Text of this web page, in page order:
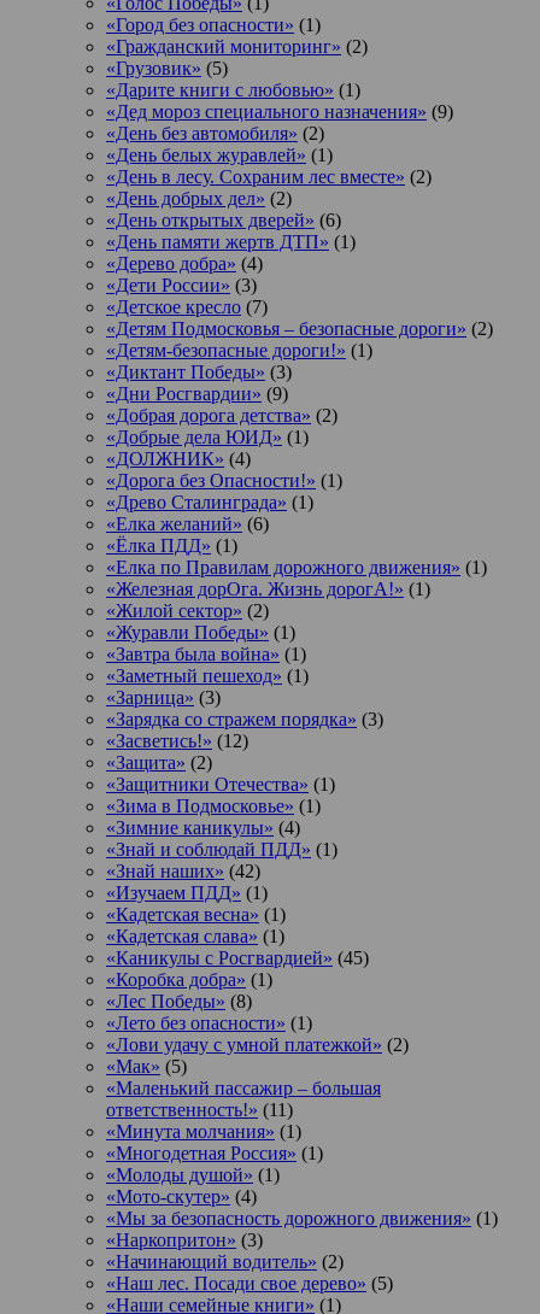
«Город без опасности» (1)
«Гражданский мониторинг» (2)
«Грузовик» (5)
«Дарите книги с любовью» (1)
«Дед мороз специального назначения» (9)
«День без автомобиля» (2)
«День белых журавлей» (1)
«День в лесу. Сохраним лес вместе» (2)
«День добрых дел» (2)
«День открытых дверей» (6)
«День памяти жертв ДТП» (1)
«Дерево добра» (4)
«Дети России» (3)
«Детское кресло (7)
«Детям Подмосковья – безопасные дороги» (2)
«Детям-безопасные дороги!» (1)
«Диктант Победы» (3)
«Дни Росгвардии» (9)
«Добрая дорога детства» (2)
«Добрые дела ЮИД» (1)
«ДОЛЖНИК» (4)
«Дорога без Опасности!» (1)
«Древо Сталинграда» (1)
«Елка желаний» (6)
«Ёлка ПДД» (1)
«Елка по Правилам дорожного движения» (1)
«Железная дорОга. Жизнь дорогА!» (1)
«Жилой сектор» (2)
«Журавли Победы» (1)
«Завтра была война» (1)
«Заметный пешеход» (1)
«Зарница» (3)
«Зарядка со стражем порядка» (3)
«Засветись!» (12)
«Защита» (2)
«Защитники Отечества» (1)
«Зима в Подмосковье» (1)
«Зимние каникулы» (4)
«Знай и соблюдай ПДД» (1)
«Знай наших» (42)
«Изучаем ПДД» (1)
«Кадетская весна» (1)
«Кадетская слава» (1)
«Каникулы с Росгвардией» (45)
«Коробка добра» (1)
«Лес Победы» (8)
«Лето без опасности» (1)
«Лови удачу с умной платежкой» (2)
«Мак» (5)
«Маленький пассажир – большая
ответственность!» (11)
«Минута молчания» (1)
«Многодетная Россия» (1)
«Молоды душой» (1)
«Мото-скутер» (4)
«Мы за безопасность дорожного движения» (1)
«Наркопритон» (3)
«Начинающий водитель» (2)
«Наш лес. Посади свое дерево» (5)
«Наши семейные книги» (1)